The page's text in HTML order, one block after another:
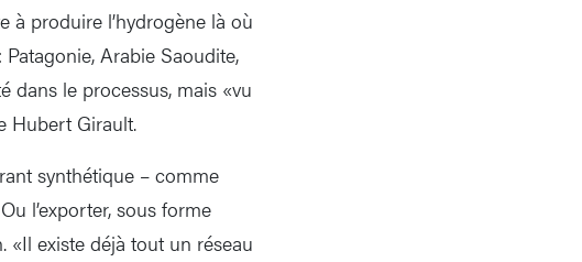
à produire l’hydrogène là où
Arabie Saoudite,
dans le processus, mais «vu
Hubert Girault.
synthétique – comme
l’exporter, sous forme
«Il existe déjà tout un réseau